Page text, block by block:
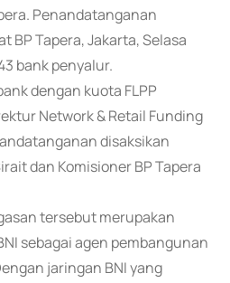
Penandatanganan
BP Tapera, Jakarta, Selasa
bank penyalur.
dengan kuota FLPP
Network & Retail Funding
disaksikan
dan Komisioner BP Tapera
tersebut merupakan
sebagai agen pembangunan
jaringan BNI yang